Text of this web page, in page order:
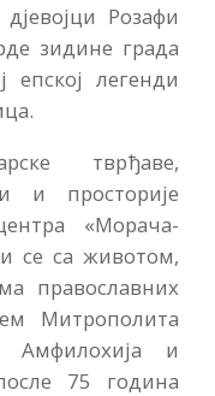
Розафи
зидине града
епској легенди
тврђаве,
и просторије
«Морача-
се са животом,
православних
Митрополита
Амфилохија и
75 година